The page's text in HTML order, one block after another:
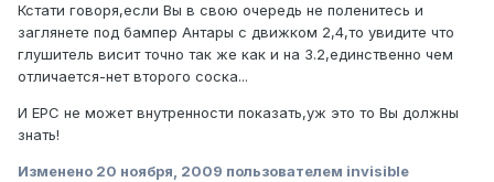
Кстати говоря,если Вы в свою очередь не поленитесь и
заглянете под бампер Антары с движком 2,4,то увидите что
глушитель висит точно так же как и на 3.2,единственно чем
отличается-нет второго соска...
И ЕРС не может внутренности показать,уж это то Вы должны
знать!
Изменено 20 ноября, 2009 пользователем invisible